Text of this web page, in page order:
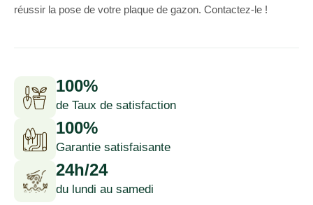
réussir la pose de votre plaque de gazon. Contactez-le !
100%
de Taux de satisfaction
100%
Garantie satisfaisante
24h/24
du lundi au samedi